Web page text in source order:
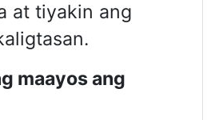
at tiyakin ang
maayos ang